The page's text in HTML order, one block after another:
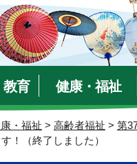
教育 健康・福祉
・福祉 > 高齢者福祉 > 第
！（終了しました）